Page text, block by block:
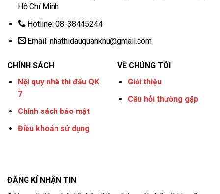
Hồ Chí Minh
Hotline: 08-38445244
Email: nhathidauquankhu@gmail.com
CHÍNH SÁCH
Nội quy nhà thi đấu QK
7
Chính sách bảo mật
Điều khoản sử dụng
VỀ CHÚNG TÔI
Giới thiệu
Câu hỏi thường gặp
ĐĂNG KÍ NHẬN TIN